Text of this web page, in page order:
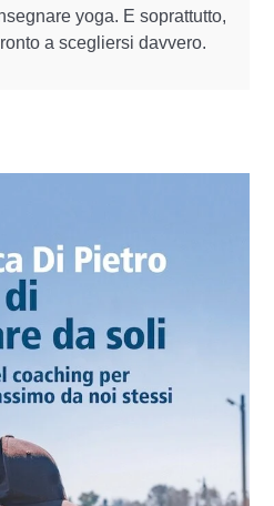
yoga. E soprattutto,
a scegliersi davvero.